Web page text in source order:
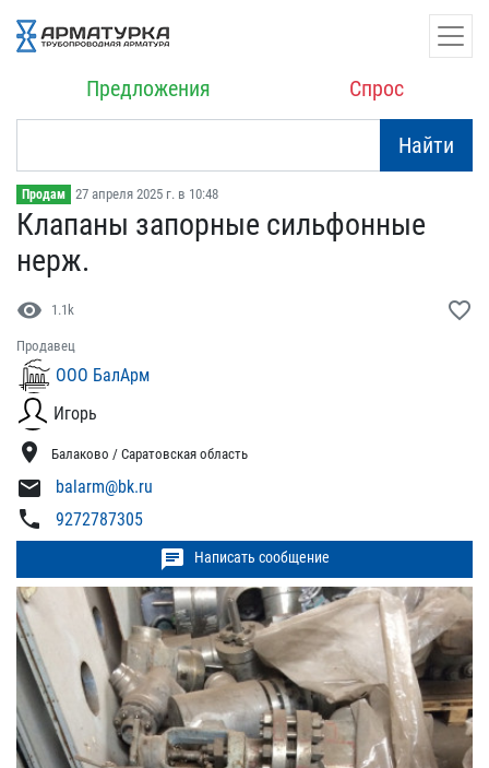
Предложения Спрос
Найти
Продам 27 апреля 2025 г. в 10:48
Клапаны запорные сильфон​ные
нерж.
visibility 1.1k favorite_border
Продавец
ООО БалАрм
Игорь
location_on Балаково / Саратовская область
mail balarm@bk.ru
phone 9272787305
chat Написать сообщение